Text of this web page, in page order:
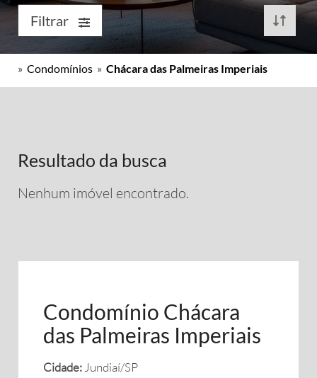
Filtrar
» Condomínios » Chácara das Palmeiras Imperiais
Resultado da busca
Nenhum imóvel encontrado.
Condomínio Chácara
das Palmeiras Imperiais
Cidade: Jundiaí/SP